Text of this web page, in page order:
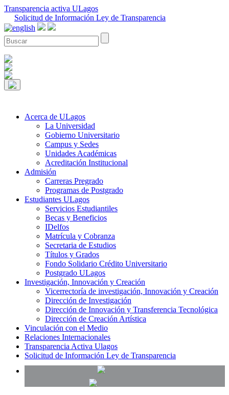
Transparencia activa ULagos
Solicitud de Información Ley de Transparencia
Acerca de ULagos
La Universidad
Gobierno Universitario
Campus y Sedes
Unidades Académicas
Acreditación Institucional
Admisión
Carreras Pregrado
Programas de Postgrado
Estudiantes ULagos
Servicios Estudiantiles
Becas y Beneficios
IDelfos
Matrícula y Cobranza
Secretaria de Estudios
Títulos y Grados
Fondo Solidario Crédito Universitario
Postgrado ULagos
Investigación, Innovación y Creación
Vicerrectoría de investigación, Innovación y Creación
Dirección de Investigación
Dirección de Innovación y Transferencia Tecnológica
Dirección de Creación Artística
Vinculación con el Medio
Relaciones Internacionales
Transparencia Activa Ulagos
Solicitud de Información Ley de Transparencia